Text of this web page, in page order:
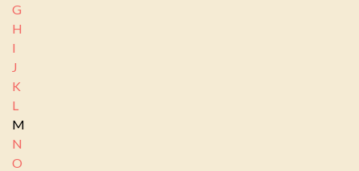
G
H
I
J
K
L
M
N
O